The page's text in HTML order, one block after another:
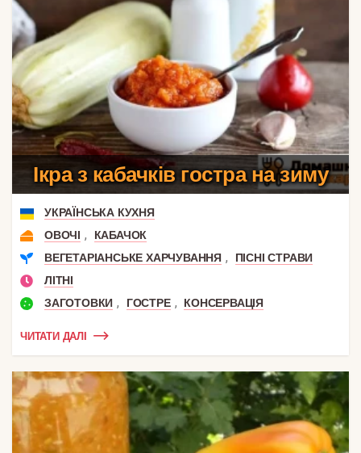
Ікра з кабачків гостра на зиму
УКРАЇНСЬКА КУХНЯ
ОВОЧІ ,
КАБАЧОК
ВЕГЕТАРІАНСЬКЕ ХАРЧУВАННЯ ,
ПІСНІ СТРАВИ
ЛІТНІ
ЗАГОТОВКИ , ГОСТРЕ , КОНСЕРВАЦІЯ
ЧИТАТИ ДАЛІ